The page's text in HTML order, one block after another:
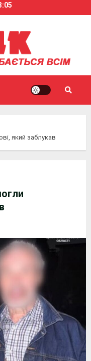
який заблукав